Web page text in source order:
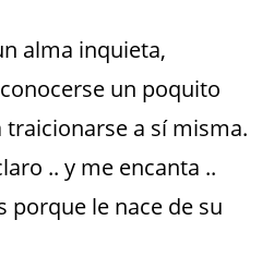
alma inquieta,
un poquito
a sí misma.
.. y me encanta ..
porque le nace de su